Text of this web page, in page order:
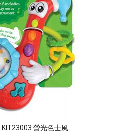
KIT23003 營光色士風